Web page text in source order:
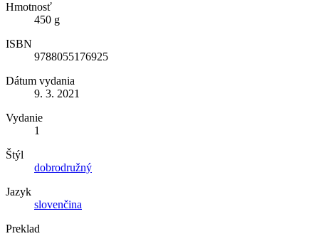
Hmotnosť
450 g
ISBN
9788055176925
Dátum vydania
9. 3. 2021
Vydanie
1
Štýl
dobrodružný
Jazyk
slovenčina
Preklad